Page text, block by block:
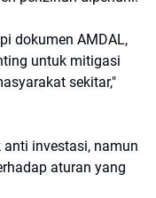
dokumen AMDAL,
untuk mitigasi
sekitar,"
investasi, namun
aturan yang